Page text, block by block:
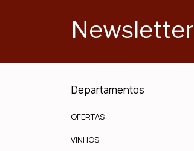
Newsletter
Departamentos
OFERTAS
VINHOS